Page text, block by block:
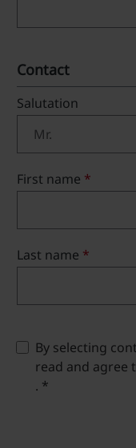
Contact
Salutation
First name *
Last name *
By selecting
read and agree
. *